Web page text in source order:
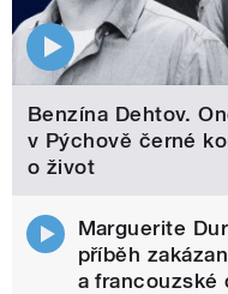
Benzína Dehtov.
v Pýchově černé
o život
Marguerite
příběh
a francouzské